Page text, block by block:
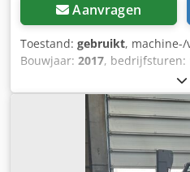
Aanvragen
Toestand: gebruikt,
Bouwjaar: 2017, bedrijfsturen:
9.920 mm
ladingzwaartepunt:600 mm,
triplex,
batterijspanning:48 V,
totaalgewicht: 4.645 kg,
Csdew R Abkopfx Acaoha